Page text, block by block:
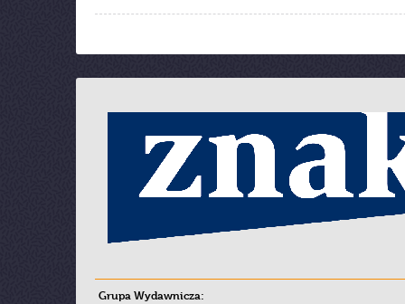
Grupa Wydawnicza: